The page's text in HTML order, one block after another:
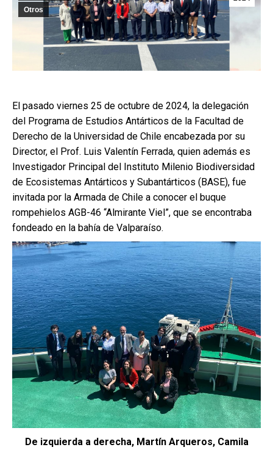
Otros
El pasado viernes 25 de octubre de 2024, la delegación
del Programa de Estudios Antárticos de la Facultad de
Derecho de la Universidad de Chile encabezada por su
Director, el Prof. Luis Valentín Ferrada, quien además es
Investigador Principal del Instituto Milenio Biodiversidad
de Ecosistemas Antárticos y Subantárticos (BASE), fue
invitada por la Armada de Chile a conocer el buque
rompehielos AGB-46 “Almirante Viel”, que se encontraba
fondeado en la bahía de Valparaíso.
De izquierda a derecha, Martín Arqueros, Camila